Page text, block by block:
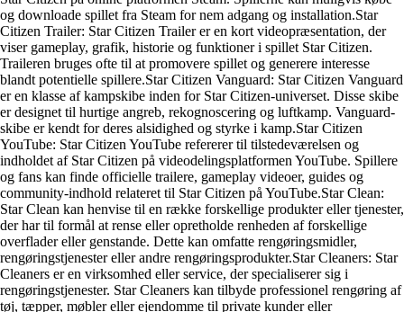
og downloade spillet fra Steam for nem adgang og installation.Star
Citizen Trailer: Star Citizen Trailer er en kort videopræsentation, der
viser gameplay, grafik, historie og funktioner i spillet Star Citizen.
Traileren bruges ofte til at promovere spillet og generere interesse
blandt potentielle spillere.Star Citizen Vanguard: Star Citizen Vanguard
er en klasse af kampskibe inden for Star Citizen-universet. Disse skibe
er designet til hurtige angreb, rekognoscering og luftkamp. Vanguard-
skibe er kendt for deres alsidighed og styrke i kamp.Star Citizen
YouTube: Star Citizen YouTube refererer til tilstedeværelsen og
indholdet af Star Citizen på videodelingsplatformen YouTube. Spillere
og fans kan finde officielle trailere, gameplay videoer, guides og
community-indhold relateret til Star Citizen på YouTube.Star Clean:
Star Clean kan henvise til en række forskellige produkter eller tjenester,
der har til formål at rense eller opretholde renheden af forskellige
overflader eller genstande. Dette kan omfatte rengøringsmidler,
rengøringstjenester eller andre rengøringsprodukter.Star Cleaners: Star
Cleaners er en virksomhed eller service, der specialiserer sig i
rengøringstjenester. Star Cleaners kan tilbyde professionel rengøring af
tøj, tæpper, møbler eller ejendomme til private kunder eller